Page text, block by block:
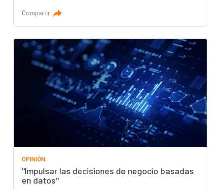
Compartir
OPINIÓN
"Impulsar las decisiones de negocio basadas
en datos"